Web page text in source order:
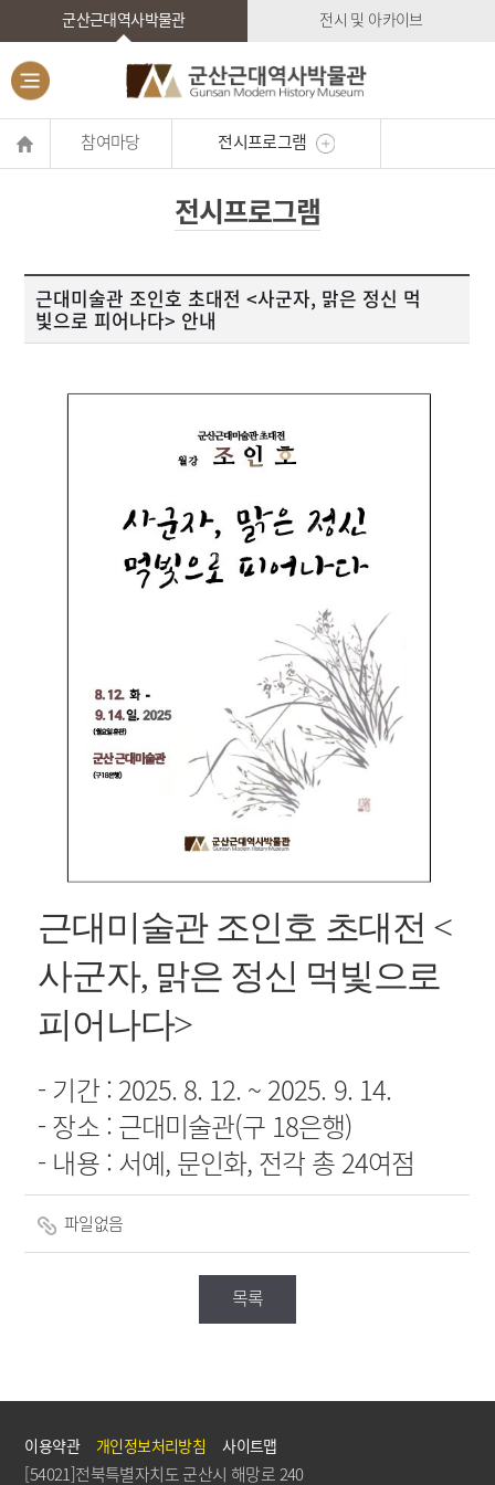
군산근대역사박물관 전시 및 아카이브
참여마당 전시프로그램
전시프로그램
근대미술관 조인호 초대전 <사군자, 맑은 정신 먹
빛으로 피어나다> 안내
근대미술관 조인호 초대전 <
사군자, 맑은 정신 먹빛으로
피어나다>
- 기간 : 2025. 8. 12. ~ 2025. 9. 14.
- 장소 : 근대미술관(구 18은행)
- 내용 : 서예, 문인화, 전각 총 24여점
파일없음
목록
이용약관 개인정보처리방침 사이트맵
[54021]전북특별자치도 군산시 해망로 240